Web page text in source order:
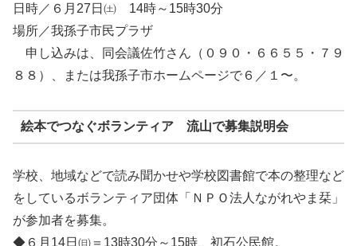
日時／６月27日㈯ 14時～15時30分
場所／我孫子市民プラザ
申し込みは、同会議佐竹さん（０９０・６６５５・７９
８８）、または我孫子市ホームページで６／１〜。
絵本でつなぐボランティア 流山で募集説明会
学校、地域などで読み聞かせや学校図書館で本の整理など
をしているボランティア団体「ＮＰＯ法人ながれやま栞」
が参加者を募集。
◆６月14日㈰＝13時30分～15時、初石公民館。